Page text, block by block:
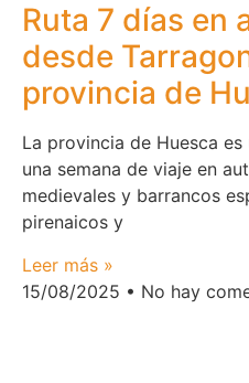
Ruta 7 días en
desde
provincia de
La provincia de Huesca
una semana de viaje en
medievales y barrancos
pirenaicos y
Leer más »
15/08/2025
No hay